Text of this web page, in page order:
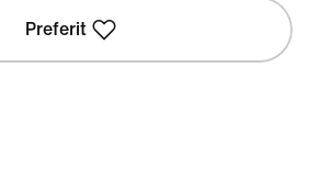
Preferit